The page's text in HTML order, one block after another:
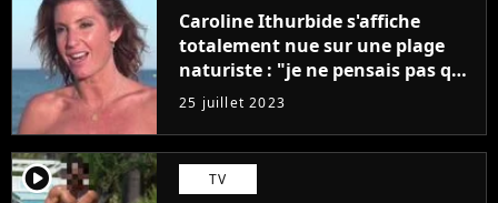
Caroline Ithurbide s'affiche
totalement nue sur une plage
naturiste : "je ne pensais pas que
j'arriverais à le faire..."
25 juillet 2023
player2 TV